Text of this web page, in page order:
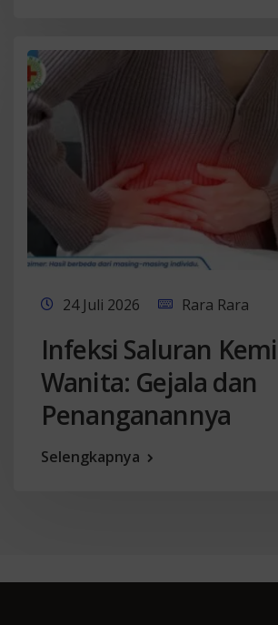
24 Juli 2026 Rara Rara
Infeksi Saluran
Wanita: Gejala dan
Penanganannya
Selengkapnya